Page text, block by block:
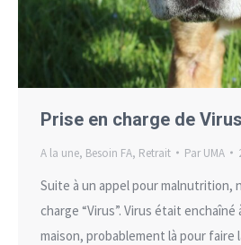
Prise en charge de Virus
A la une, Besoin FA, Retrait Par UMA
Suite à un appel pour malnutrition,
charge “Virus”. Virus était
maison, probablement là pour faire